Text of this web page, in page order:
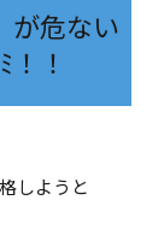
が危ない
！
しようと